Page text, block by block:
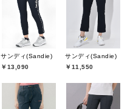
サンディ(Sandie)
￥13,090
サンディ(Sandie)
￥11,550